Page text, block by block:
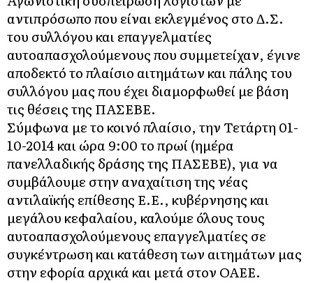
αντιπρόσωπο που είναι εκλεγμένος στο Δ.Σ.
του συλλόγου και επαγγελματίες
αυτοαπασχολούμενους που συμμετείχαν, έγινε
αποδεκτό το πλαίσιο αιτημάτων και πάλης του
συλλόγου μας που έχει διαμορφωθεί με βάση
τις θέσεις της ΠΑΣΕΒΕ.
Σύμφωνα με το κοινό πλαίσιο, την Τετάρτη 01-
10-2014 και ώρα 9:00 το πρωί (ημέρα
πανελλαδικής δράσης της ΠΑΣΕΒΕ), για να
συμβάλουμε στην αναχαίτιση της νέας
αντιλαϊκής επίθεσης Ε.Ε., κυβέρνησης και
μεγάλου κεφαλαίου, καλούμε όλους τους
αυτοαπασχολούμενους επαγγελματίες σε
συγκέντρωση και κατάθεση των αιτημάτων μας
στην εφορία αρχικά και μετά στον ΟΑΕΕ.